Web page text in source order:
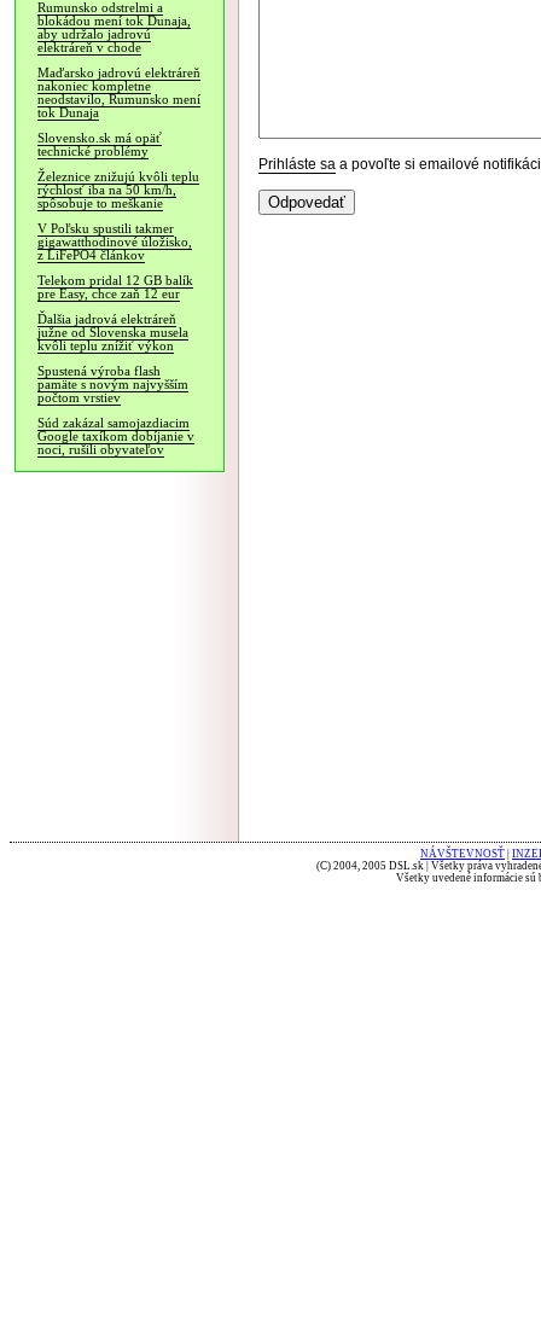
Rumunsko odstrelmi a
blokádou mení tok Dunaja,
aby udržalo jadrovú
elektráreň v chode
Maďarsko jadrovú elektráreň
nakoniec kompletne
neodstavilo, Rumunsko mení
tok Dunaja
Slovensko.sk má opäť
technické problémy
Železnice znižujú kvôli teplu
rýchlosť iba na 50 km/h,
spôsobuje to meškanie
V Poľsku spustili takmer
gigawatthodinové úložisko,
z LiFePO4 článkov
Telekom pridal 12 GB balík
pre Easy, chce zaň 12 eur
Ďalšia jadrová elektráreň
južne od Slovenska musela
kvôli teplu znížiť výkon
Spustená výroba flash
pamäte s novým najvyšším
počtom vrstiev
Súd zakázal samojazdiacim
Google taxíkom dobíjanie v
noci, rušili obyvateľov
Prihláste sa a povoľte si emailové
NÁVŠTEVNOSŤ
(C) 2004, 2005 DSL.sk | Všetky práva
Všetky uvedené informácie sú